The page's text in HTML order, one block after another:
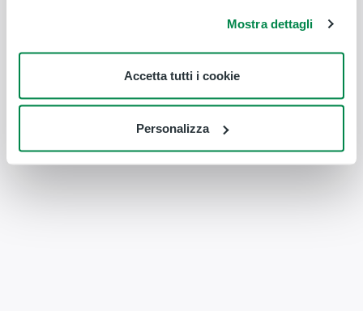
Mostra dettagli
Accetta tutti i cookie
Personalizza